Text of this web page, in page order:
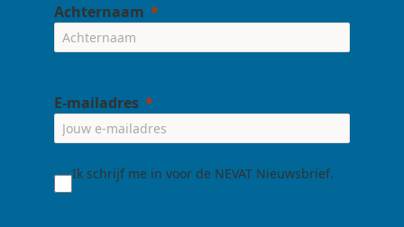
Achternaam
E-mailadres
Ik schrijf me in voor de NEVAT Nieuwsbrief.